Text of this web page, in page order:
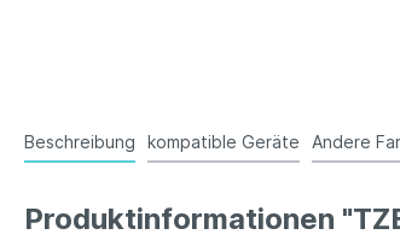
Beschreibung kompatible Geräte Andere
Produktinformationen